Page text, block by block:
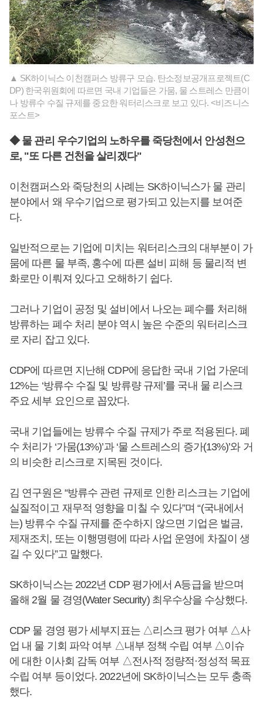
▲ SK하이닉스 이천캠퍼스 방류구 모습. 탄소정보공개프로젝트(C
DP) 한국위원회에 따르면 국내 기업들은 가뭄, 물 스트레스 만큼이
나 방류수 수질 규제를 중요한 워터리스크로 보고 있다. <비즈니스
포스트>
◆ 물 관리 우수기업의 노하우를 죽당천에서 안성천으
로, "또 다른 건천을 살리겠다"
이천캠퍼스와 죽당천의 사례는 SK하이닉스가 물 관리
분야에서 왜 우수기업으로 평가되고 있는지를 보여준
다.
일반적으로는 기업에 미치는 워터리스크의 대부분이 가
뭄에 따른 물 부족, 홍수에 따른 설비 피해 등 물리적 변
화로만 이뤄져 있다고 오해하기 쉽다.
그러나 기업이 공정 및 설비에서 나오는 폐수를 처리해
방류하는 폐수 처리 분야 역시 높은 수준의 워터리스크
로 자리 잡고 있다.
CDP에 따르면 지난해 CDP에 응답한 국내 기업 가운데
12%는 ‘방류수 수질 및 방류량 규제’를 국내 물 리스크
주요 세부 요인으로 꼽았다.
국내 기업들에는 방류수 수질 규제가 주로 적용된다. 폐
수 처리가 ‘가뭄(13%)’과 ‘물 스트레스의 증가(13%)’와 거
의 비슷한 리스크로 지목된 것이다.
김 연구원은 “방류수 관련 규제로 인한 리스크는 기업에
실질적이고 재무적 영향을 미칠 수 있다”며 “(국내에서
는) 방류수 수질 규제를 준수하지 않으면 기업은 벌금,
제재조치, 또는 이행명령에 따라 사업 운영에 차질이 생
길 수 있다”고 말했다.
SK하이닉스는 2022년 CDP 평가에서 A등급을 받으며
올해 2월 물 경영(Water Security) 최우수상을 수상했다.
CDP 물 경영 평가 세부지표는 △리스크 평가 여부 △사
업 내 물 기회 파악 여부 △내부 정책 수립 여부 △이슈
에 대한 이사회 감독 여부 △전사적 정량적·정성적 목표
수립 여부 등이었다. 2022년에 SK하이닉스는 모두 충족
했다.